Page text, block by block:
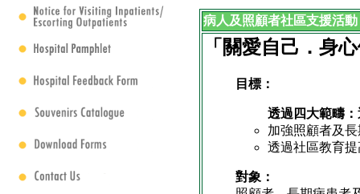
病人及照顧者社區支援活動
「關愛自己．身
目標：
透過四大範疇
加強照顧者及
透過社區教育
對象：